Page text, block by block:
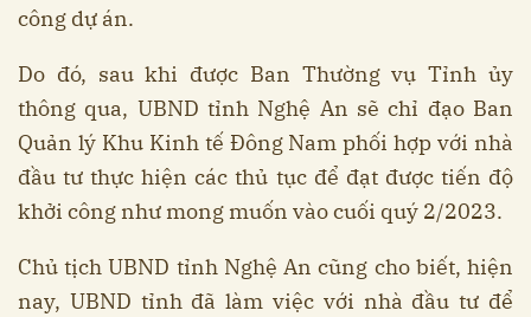
công dự án.
Do đó, sau khi được Ban Thường vụ Tỉnh ủy
thông qua, UBND tỉnh Nghệ An sẽ chỉ đạo Ban
Quản lý Khu Kinh tế Đông Nam phối hợp với nhà
đầu tư thực hiện các thủ tục để đạt được tiến độ
khởi công như mong muốn vào cuối quý 2/2023.
Chủ tịch UBND tỉnh Nghệ An cũng cho biết, hiện
nay, UBND tỉnh đã làm việc với nhà đầu tư để